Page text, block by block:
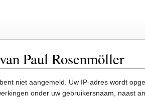
Paul Rosenmöller
niet aangemeld. Uw IP-adres wordt
onder uw gebruikersnaam, naast